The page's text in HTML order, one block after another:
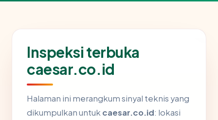
Inspeksi terbuka
caesar.co.id
Halaman ini merangkum sinyal teknis yang
dikumpulkan untuk caesar.co.id: lokasi